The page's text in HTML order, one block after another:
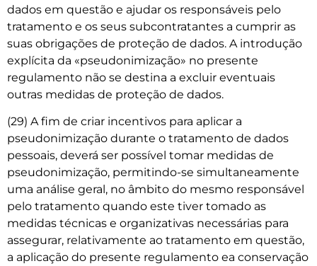
dados em questão e ajudar os responsáveis pelo
tratamento e os seus subcontratantes a cumprir as
suas obrigações de proteção de dados. A introdução
explícita da «pseudonimização» no presente
regulamento não se destina a excluir eventuais
outras medidas de proteção de dados.
(29) A fim de criar incentivos para aplicar a
pseudonimização durante o tratamento de dados
pessoais, deverá ser possível tomar medidas de
pseudonimização, permitindo-se simultaneamente
uma análise geral, no âmbito do mesmo responsável
pelo tratamento quando este tiver tomado as
medidas técnicas e organizativas necessárias para
assegurar, relativamente ao tratamento em questão,
a aplicação do presente regulamento ea conservação